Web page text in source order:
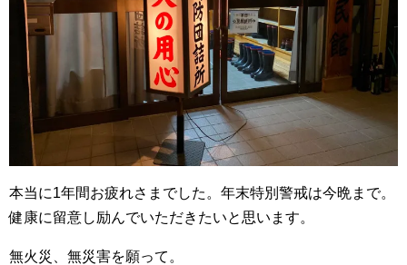
本当に1年間お疲れさまでした。年末特別警戒は今晩まで。
健康に留意し励んでいただきたいと思います。
無火災、無災害を願って。